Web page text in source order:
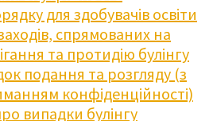
для здобувачів освіти
спрямованих на
та протидію булінгу
подання та розгляду (з
конфіденційності)
випадки булінгу